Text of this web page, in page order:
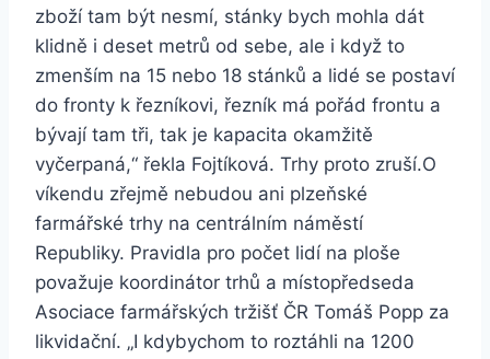
zboží tam být nesmí, stánky bych mohla dát
klidně i deset metrů od sebe, ale i když to
zmenším na 15 nebo 18 stánků a lidé se postaví
do fronty k řezníkovi, řezník má pořád frontu a
bývají tam tři, tak je kapacita okamžitě
vyčerpaná,“ řekla Fojtíková. Trhy proto zruší.O
víkendu zřejmě nebudou ani plzeňské
farmářské trhy na centrálním náměstí
Republiky. Pravidla pro počet lidí na ploše
považuje koordinátor trhů a místopředseda
Asociace farmářských tržišť ČR Tomáš Popp za
likvidační. „I kdybychom to roztáhli na 1200